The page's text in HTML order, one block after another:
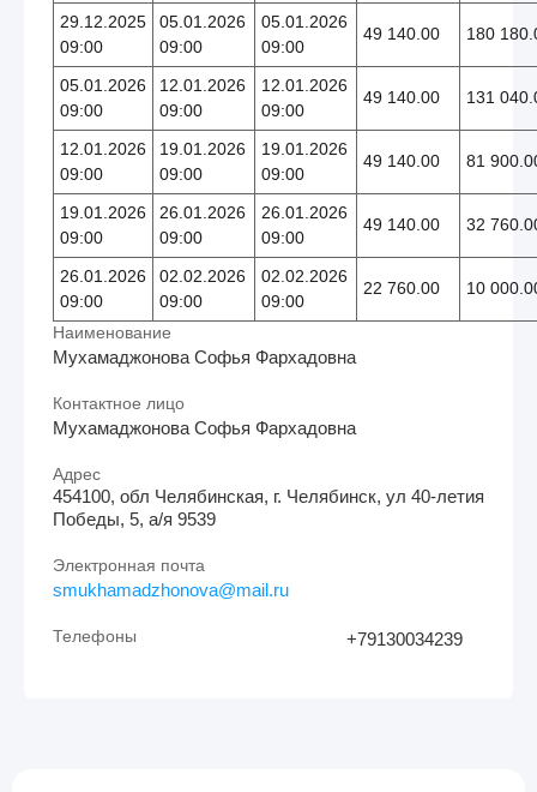
29.12.2025
09:00
05.01.2026
09:00
05.01.2026
09:00
49 140.00 180
05.01.2026
09:00
12.01.2026
09:00
12.01.2026
09:00
49 140.00 131
12.01.2026
09:00
19.01.2026
09:00
19.01.2026
09:00
49 140.00 81
19.01.2026
09:00
26.01.2026
09:00
26.01.2026
09:00
49 140.00 32
26.01.2026
09:00
02.02.2026
09:00
02.02.2026
09:00
22 760.00 10
Наименование
Мухамаджонова Софья Фархадовна
Контактное лицо
Мухамаджонова Софья Фархадовна
Адрес
454100, обл Челябинская, г. Челябинск, ул 40-летия
Победы, 5, а/я 9539
Электронная почта
smukhamadzhonova@mail.ru
Телефоны +79130034239